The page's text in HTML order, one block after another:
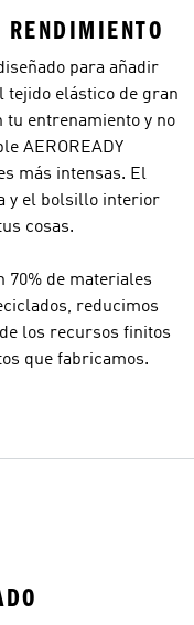
para añadir
tejido elástico de gran
tu entrenamiento y no
AEROREADY
más intensas. El
y el bolsillo interior
cosas.
70% de materiales
reducimos
los recursos finitos
que fabricamos.